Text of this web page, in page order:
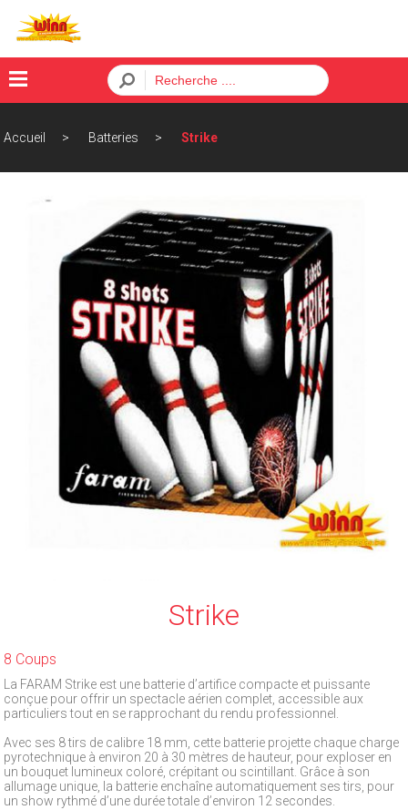
FUSÉES
Accueil Batteries Strike
Strike
8 Coups
La FARAM Strike est une batterie d’artifice compacte et puissante
conçue pour offrir un spectacle aérien complet, accessible aux
particuliers tout en se rapprochant du rendu professionnel.
Avec ses 8 tirs de calibre 18 mm, cette batterie projette chaque charge
pyrotechnique à environ 20 à 30 mètres de hauteur, pour exploser en
un bouquet lumineux coloré, crépitant ou scintillant. Grâce à son
allumage unique, la batterie enchaîne automatiquement ses tirs, pour
un show rythmé d’une durée totale d’environ 12 secondes.